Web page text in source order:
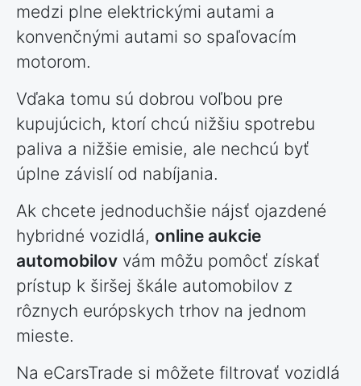
medzi plne elektrickými autami a
konvenčnými autami so spaľovacím
motorom.
Vďaka tomu sú dobrou voľbou pre
kupujúcich, ktorí chcú nižšiu spotrebu
paliva a nižšie emisie, ale nechcú byť
úplne závislí od nabíjania.
Ak chcete jednoduchšie nájsť ojazdené
hybridné vozidlá, online aukcie
automobilov vám môžu pomôcť získať
prístup k širšej škále automobilov z
rôznych európskych trhov na jednom
mieste.
Na eCarsTrade si môžete filtrovať vozidlá